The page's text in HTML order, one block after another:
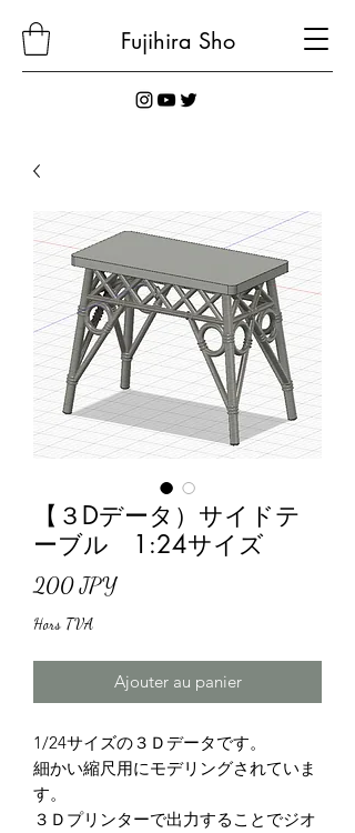
Fujihira Sho
【３Dデータ）サイドテ
ーブル 1:24サイズ
200 JPYPrix
Hors TVA
Ajouter au panier
1/24サイズの３Ｄデータです。
細かい縮尺用にモデリングされていま
す。
３Ｄプリンターで出力することでジオ